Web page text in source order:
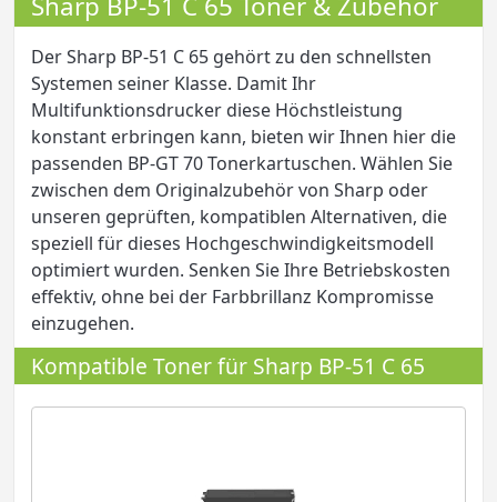
Der Sharp BP-51 C 65 gehört zu den schnellsten
Systemen seiner Klasse. Damit Ihr
Multifunktionsdrucker diese Höchstleistung
konstant erbringen kann, bieten wir Ihnen hier die
passenden BP-GT 70 Tonerkartuschen. Wählen Sie
zwischen dem Originalzubehör von Sharp oder
unseren geprüften, kompatiblen Alternativen, die
speziell für dieses Hochgeschwindigkeitsmodell
optimiert wurden. Senken Sie Ihre Betriebskosten
effektiv, ohne bei der Farbbrillanz Kompromisse
einzugehen.
Kompatible Toner für Sharp BP-51 C 65